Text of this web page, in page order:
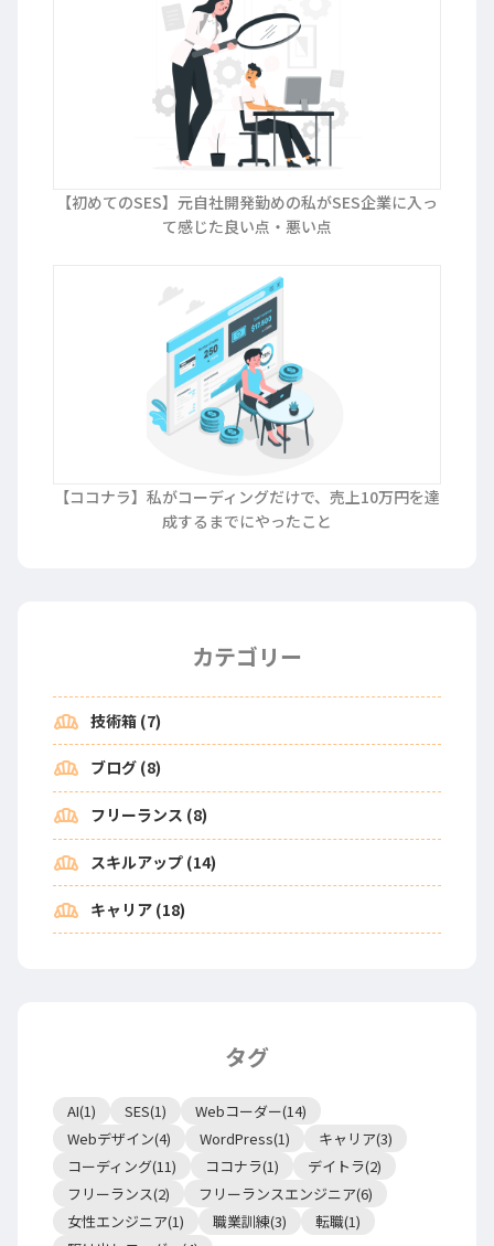
【初めてのSES】元自社開発勤めの私がSES企業に入っ
て感じた良い点・悪い点
【ココナラ】私がコーディングだけで、売上10万円を達
成するまでにやったこと
カテゴリー
bakery_dining 技術箱 (7)
bakery_dining ブログ (8)
bakery_dining フリーランス (8)
bakery_dining スキルアップ (14)
bakery_dining キャリア (18)
タグ
AI(1) SES(1)
Webコーダー(14)
Webデザイン(4)
WordPress(1)
キャリア(3)
コーディング(11)
ココナラ(1)
デイトラ(2)
フリーランス(2)
フリーランスエンジニア(6)
女性エンジニア(1)
職業訓練(3)
転職(1)